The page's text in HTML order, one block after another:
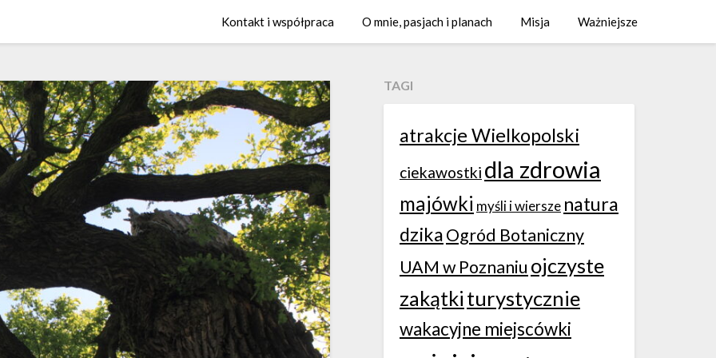
Kontakt i współpraca O mnie, pasjach i planach Misja Ważniejsze
TAGI
atrakcje Wielkopolski
ciekawostki dla zdrowia
majówki myśli i wiersze natura
dzikaOgród Botaniczny
UAM w Poznaniu ojczyste
zakątki turystycznie
wakacyjne miejscówki